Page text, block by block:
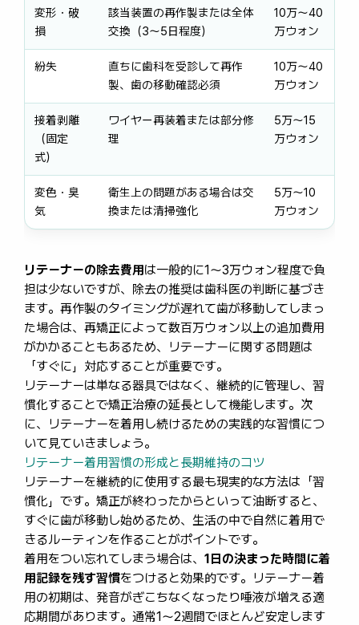
変形・破
損
該当装置の再作製または全体
交換（3〜5日程度）
10万〜40
万ウォン
紛失
直ちに歯科を受診して再作
製、歯の移動確認必須
10万〜40
万ウォン
接着剥離
（固定
式）
ワイヤー再装着または部分修
理
5万〜15
万ウォン
変色・臭
気
衛生上の問題がある場合は交
換または清掃強化
5万〜10
万ウォン
リテーナーの除去費用は一般的に1〜3万ウォン程度で負
担は少ないですが、除去の推奨は歯科医の判断に基づき
ます。再作製のタイミングが遅れて歯が移動してしまっ
た場合は、再矯正によって数百万ウォン以上の追加費用
がかかることもあるため、リテーナーに関する問題は
「すぐに」対応することが重要です。
リテーナーは単なる器具ではなく、継続的に管理し、習
慣化することで矯正治療の延長として機能します。次
に、リテーナーを着用し続けるための実践的な習慣につ
いて見ていきましょう。
リテーナー着用習慣の形成と長期維持のコツ
リテーナーを継続的に使用する最も現実的な方法は「習
慣化」です。矯正が終わったからといって油断すると、
すぐに歯が移動し始めるため、生活の中で自然に着用で
きるルーティンを作ることがポイントです。
着用をつい忘れてしまう場合は、 1日の決まった時間に着
用記録を残す習慣をつけると効果的です。リテーナー着
用の初期は、発音がぎこちなくなったり唾液が増える適
応期間があります。通常1〜2週間でほとんど安定します